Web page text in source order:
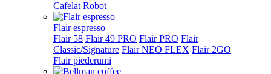
Cafelat Robot
Flair espresso
Flair 58 Flair 49 PRO Flair PRO Flair
Classic/Signature Flair NEO FLEX Flair 2GO
Flair piederumi